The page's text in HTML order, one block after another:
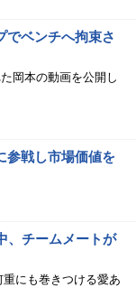
でベンチへ拘束さ
岡本の動画を公開し
参戦し市場価値を
、チームメートが
にも巻きつける愛あ